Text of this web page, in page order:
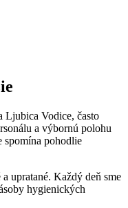
Vodice, často
a výbornú polohu
spomína pohodlie
upratané. Každý deň sme
hygienických